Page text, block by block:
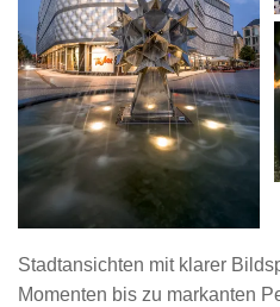
Stadtansichten mit klarer
Momenten bis zu markanten